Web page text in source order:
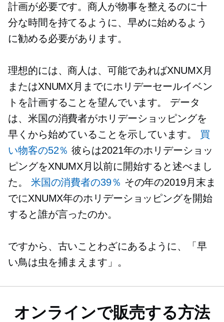
計画が必要です。商人が物事を整えるのに十
分な時間を持てるように、早めに始めるよう
に勧める必要があります。
理想的には、商人は、可能であればXNUMX月
またはXNUMX月までにホリデーセールイベン
トを計画することを望んでいます。 データ
は、米国の消費者がホリデーショッピングを
早くから始めていることを示しています。 買
い物客の52％ 彼らは2021年のホリデーショッ
ピングをXNUMX月以前に開始すると述べまし
た。 米国の消費者の39％ その年の2019月末ま
でにXNUMX年のホリデーショッピングを開始
すると誰が言ったのか。
ですから、古いことわざにあるように、「早
い鳥は虫を捕まえます」。
オンラインで販売する方法